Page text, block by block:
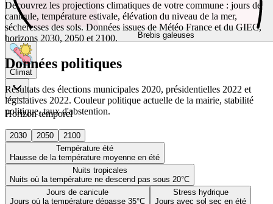
Brebis galeuses
Climat
Horizon temporel
2030 2050
2100
Température été
Hausse de la température moyenne en été
Nuits tropicales
Nuits où la température ne descend pas sous 20°C
Jours de canicule
Jours où la température dépasse 35°C
Stress hydrique
Jours avec sol sec en été
Découvrez les projections climatiques de votre commune : jours de
canicule, température estivale, élévation du niveau de la mer,
sécheresses des sols. Données issues de Météo France et du GIEC,
horizons 2030, 2050 et 2100.
Données politiques
Résultats des élections municipales 2020, présidentielles 2022 et
législatives 2022. Couleur politique actuelle de la mairie, stabilité
politique, taux d'abstention.